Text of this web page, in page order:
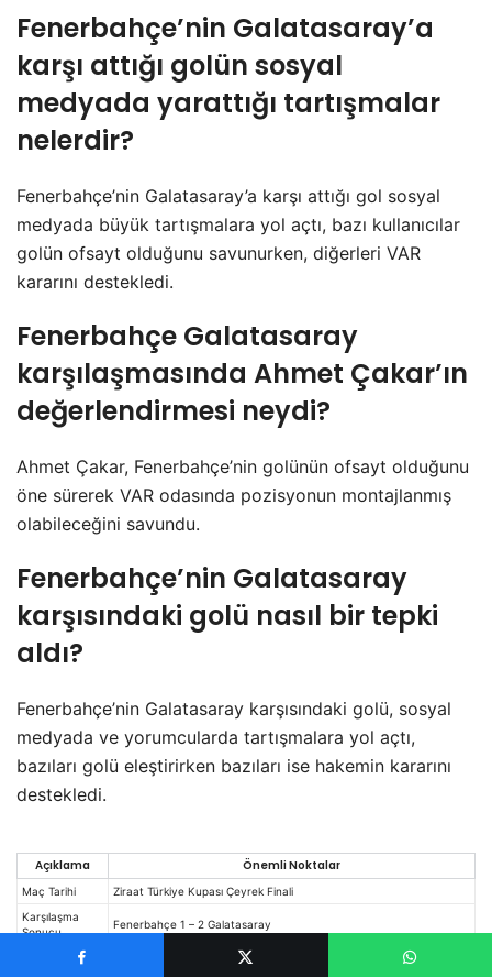
Fenerbahçe’nin Galatasaray’a
karşı attığı golün sosyal
medyada yarattığı tartışmalar
nelerdir?
Fenerbahçe’nin Galatasaray’a karşı attığı gol sosyal
medyada büyük tartışmalara yol açtı, bazı kullanıcılar
golün ofsayt olduğunu savunurken, diğerleri VAR
kararını destekledi.
Fenerbahçe Galatasaray
karşılaşmasında Ahmet Çakar’ın
değerlendirmesi neydi?
Ahmet Çakar, Fenerbahçe’nin golünün ofsayt olduğunu
öne sürerek VAR odasında pozisyonun montajlanmış
olabileceğini savundu.
Fenerbahçe’nin Galatasaray
karşısındaki golü nasıl bir tepki
aldı?
Fenerbahçe’nin Galatasaray karşısındaki golü, sosyal
medyada ve yorumcularda tartışmalara yol açtı,
bazıları golü eleştirirken bazıları ise hakemin kararını
destekledi.
Açıklama Önemli Noktalar
Maç Tarihi
Ziraat Türkiye Kupası Çeyrek Finali
Karşılaşma
Sonucu
Fenerbahçe 1 – 2 Galatasaray
Tartışmalı Gol
Fenerbahçe’nin Szymanski tarafından atılan golü VAR incelemesi